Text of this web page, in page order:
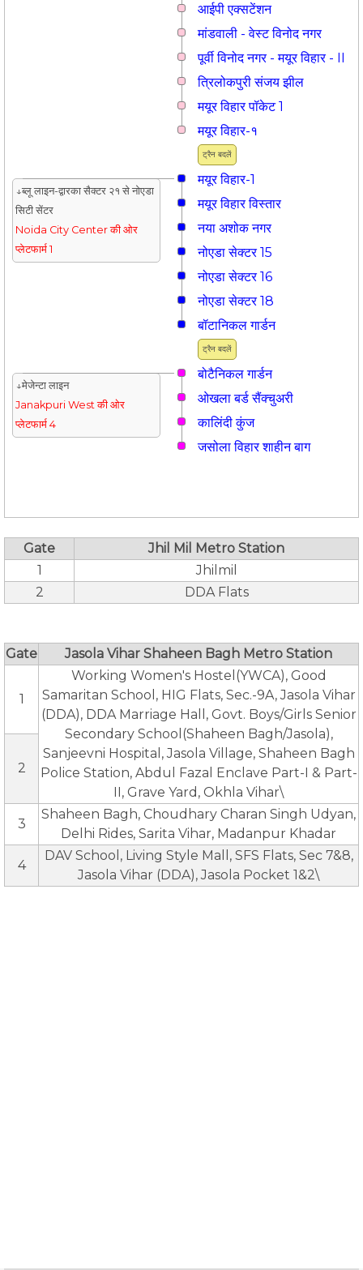
आईपी एक्सटेंशन
मांडवाली - वेस्ट विनोद नगर
पूर्वी विनोद नगर - मयूर विहार - II
त्रिलोकपुरी संजय झील
मयूर विहार पॉकेट 1
ट्रैन बदलें
मयूर विहार-१
मयूर विहार-1
↓ब्लू लाइन-द्वारका सैक्टर २१ से नोएडा
सिटी सेंटर
Noida City Center की ओर
प्लेटफार्म 1
मयूर विहार विस्तार
नया अशोक नगर
नोएडा सेक्टर 15
नोएडा सेक्टर 16
नोएडा सेक्टर 18
ट्रैन बदलें
बॉटानिकल गार्डन
बोटैनिकल गार्डन
↓मेजेन्टा लाइन
Janakpuri West की ओर
प्लेटफार्म 4
ओखला बर्ड सैंक्चुअरी
कालिंदी कुंज
जसोला विहार शाहीन बाग
Gate
Jhil Mil Metro Station
1
Jhilmil
2
DDA Flats
Gate Jasola Vihar Shaheen Bagh Metro Station
1
Working Women's Hostel(YWCA), Good
Samaritan School, HIG Flats, Sec.-9A, Jasola Vihar
(DDA), DDA Marriage Hall, Govt. Boys/Girls Senior
Secondary School(Shaheen Bagh/Jasola),
Sanjeevni Hospital, Jasola Village, Shaheen Bagh
Police Station, Abdul Fazal Enclave Part-I & Part-
II, Grave Yard, Okhla Vihar\
2
3
Shaheen Bagh, Choudhary Charan Singh Udyan,
Delhi Rides, Sarita Vihar, Madanpur Khadar
4
DAV School, Living Style Mall, SFS Flats, Sec 7&8,
Jasola Vihar (DDA), Jasola Pocket 1&2\